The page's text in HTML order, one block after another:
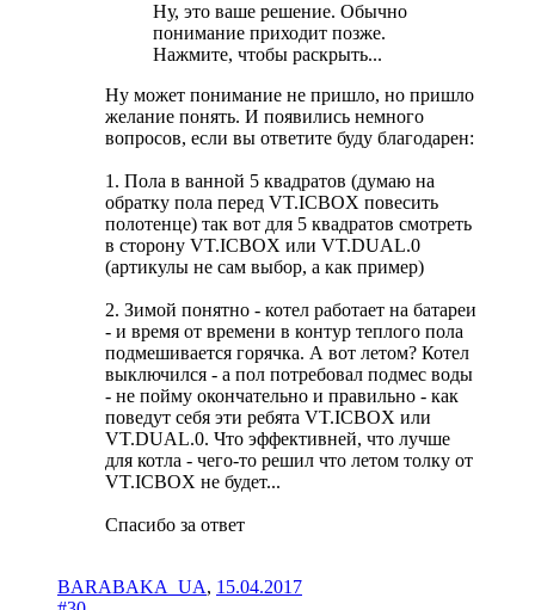
Ну, это ваше решение. Обычно
понимание приходит позже.
Нажмите, чтобы раскрыть...
Ну может понимание не пришло, но пришло
желание понять. И появились немного
вопросов, если вы ответите буду благодарен:
1. Пола в ванной 5 квадратов (думаю на
обратку пола перед VT.ICBOX повесить
полотенце) так вот для 5 квадратов смотреть
в сторону VT.ICBOX или VT.DUAL.0
(артикулы не сам выбор, а как пример)
2. Зимой понятно - котел работает на батареи
- и время от времени в контур теплого пола
подмешивается горячка. А вот летом? Котел
выключился - а пол потребовал подмес воды
- не пойму окончательно и правильно - как
поведут себя эти ребята VT.ICBOX или
VT.DUAL.0. Что эффективней, что лучше
для котла - чего-то решил что летом толку от
VT.ICBOX не будет...
Спасибо за ответ
BARABAKA_UA, 15.04.2017